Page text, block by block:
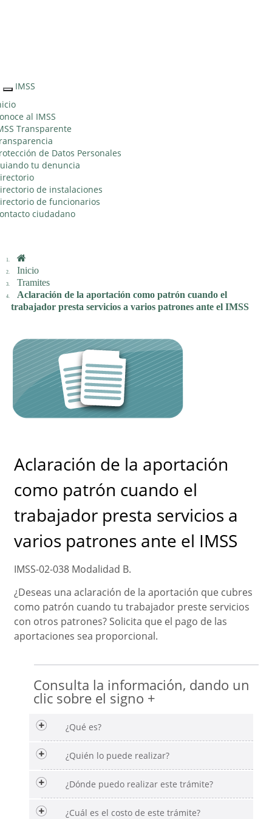
Interruptor
de
Navegación
IMSS
al IMSS
Transparente
de Datos Personales
tu denuncia
de instalaciones
de funcionarios
ciudadano
Inicio
Tramites
Aclaración de la aportación como patrón cuando el
trabajador presta servicios a varios patrones ante el IMSS
Aclaración de la aportación
como patrón cuando el
trabajador presta servicios a
varios patrones ante el IMSS
IMSS-02-038 Modalidad B.
¿Deseas una aclaración de la aportación que cubres
como patrón cuando tu trabajador preste servicios
con otros patrones? Solicita que el pago de las
aportaciones sea proporcional.
Consulta la información, dando un
clic sobre el signo +
¿Qué es?
¿Quién lo puede realizar?
¿Dónde puedo realizar este trámite?
¿Cuál es el costo de este trámite?